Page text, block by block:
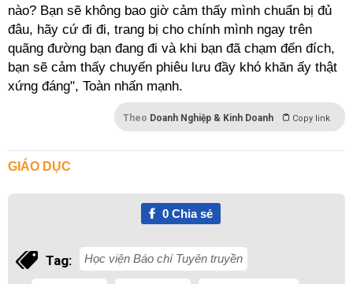
nào? Bạn sẽ không bao giờ cảm thấy mình chuẩn bị đủ
đâu, hãy cứ đi đi, trang bị cho chính mình ngay trên
quãng đường bạn đang đi và khi bạn đã chạm đến đích,
bạn sẽ cảm thấy chuyến phiêu lưu đầy khó khăn ấy thật
xứng đáng", Toàn nhấn mạnh.
Theo Doanh Nghiệp & Kinh Doanh Copy link
GIÁO DỤC
0Chia sẻ
Tag: Học viện Báo chí Tuyên truyền